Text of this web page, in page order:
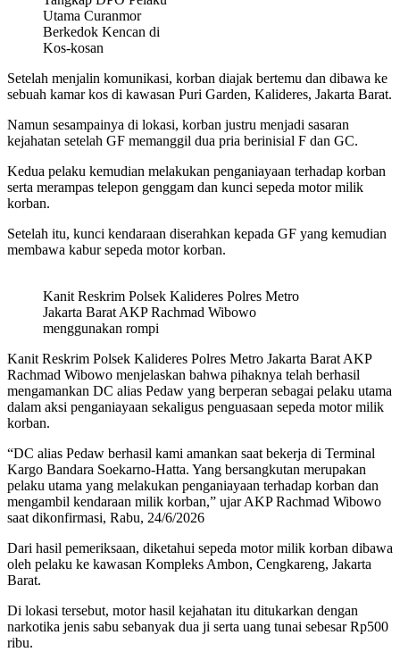
Utama Curanmor
Berkedok Kencan di
Kos-kosan
Setelah menjalin komunikasi, korban diajak bertemu dan dibawa ke
sebuah kamar kos di kawasan Puri Garden, Kalideres, Jakarta Barat.
Namun sesampainya di lokasi, korban justru menjadi sasaran
kejahatan setelah GF memanggil dua pria berinisial F dan GC.
Kedua pelaku kemudian melakukan penganiayaan terhadap korban
serta merampas telepon genggam dan kunci sepeda motor milik
korban.
Setelah itu, kunci kendaraan diserahkan kepada GF yang kemudian
membawa kabur sepeda motor korban.
Kanit Reskrim Polsek Kalideres Polres Metro
Jakarta Barat AKP Rachmad Wibowo
menggunakan rompi
Kanit Reskrim Polsek Kalideres Polres Metro Jakarta Barat AKP
Rachmad Wibowo menjelaskan bahwa pihaknya telah berhasil
mengamankan DC alias Pedaw yang berperan sebagai pelaku utama
dalam aksi penganiayaan sekaligus penguasaan sepeda motor milik
korban.
“DC alias Pedaw berhasil kami amankan saat bekerja di Terminal
Kargo Bandara Soekarno-Hatta. Yang bersangkutan merupakan
pelaku utama yang melakukan penganiayaan terhadap korban dan
mengambil kendaraan milik korban,” ujar AKP Rachmad Wibowo
saat dikonfirmasi, Rabu, 24/6/2026
Dari hasil pemeriksaan, diketahui sepeda motor milik korban dibawa
oleh pelaku ke kawasan Kompleks Ambon, Cengkareng, Jakarta
Barat.
Di lokasi tersebut, motor hasil kejahatan itu ditukarkan dengan
narkotika jenis sabu sebanyak dua ji serta uang tunai sebesar Rp500
ribu.